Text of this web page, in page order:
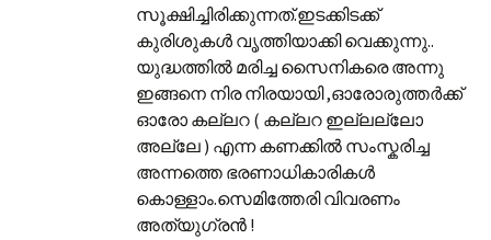
സൂക്ഷിച്ചിരിക്കുന്നത്.ഇടക്കിടക്ക്
കുരിശുകള്‍ വൃത്തിയാക്കി വെക്കുന്നു..
യുദ്ധത്തില്‍ മരിച്ച സൈനികരെ അന്നു
ഇങ്ങനെ നിര നിരയായി ,ഓരോരുത്തര്‍ക്ക്
ഓരോ കല്ലറ ( കല്ലറ ഇല്ലല്ലോ
അല്ലേ ) എന്ന കണക്കില്‍ സംസ്കരിച്ച
അന്നത്തെ ഭരണാധികാരികള്‍
കൊള്ളാം.സെമിത്തേരി വിവരണം
അത്യുഗ്രന്‍ !